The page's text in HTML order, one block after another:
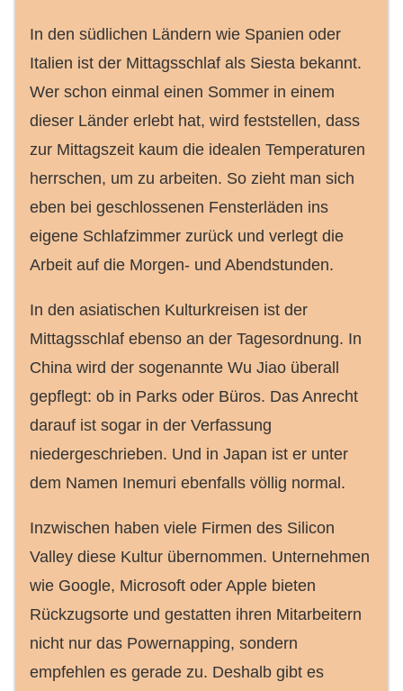
In den südlichen Ländern wie Spanien oder
Italien ist der Mittagsschlaf als Siesta bekannt.
Wer schon einmal einen Sommer in einem
dieser Länder erlebt hat, wird feststellen, dass
zur Mittagszeit kaum die idealen Temperaturen
herrschen, um zu arbeiten. So zieht man sich
eben bei geschlossenen Fensterläden ins
eigene Schlafzimmer zurück und verlegt die
Arbeit auf die Morgen- und Abendstunden.
In den asiatischen Kulturkreisen ist der
Mittagsschlaf ebenso an der Tagesordnung. In
China wird der sogenannte Wu Jiao überall
gepflegt: ob in Parks oder Büros. Das Anrecht
darauf ist sogar in der Verfassung
niedergeschrieben. Und in Japan ist er unter
dem Namen Inemuri ebenfalls völlig normal.
Inzwischen haben viele Firmen des Silicon
Valley diese Kultur übernommen. Unternehmen
wie Google, Microsoft oder Apple bieten
Rückzugsorte und gestatten ihren Mitarbeitern
nicht nur das Powernapping, sondern
empfehlen es gerade zu. Deshalb gibt es